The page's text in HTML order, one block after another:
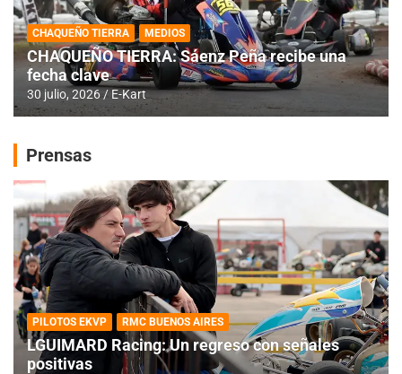
CHAQUEÑO TIERRA MEDIOS
CHAQUEÑO TIERRA: Sáenz Peña recibe una
fecha clave
30 julio, 2026 E-Kart
Prensas
PILOTOS EKVP RMC BUENOS AIRES
LGUIMARD Racing: Un regreso con señales
positivas